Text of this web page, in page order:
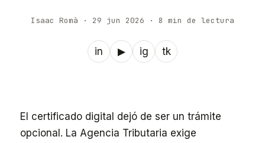
Isaac Romà · 29 jun 2026 · 8 min de lectura
in ▶ ig tk
El certificado digital dejó de ser un trámite
opcional. La Agencia Tributaria exige